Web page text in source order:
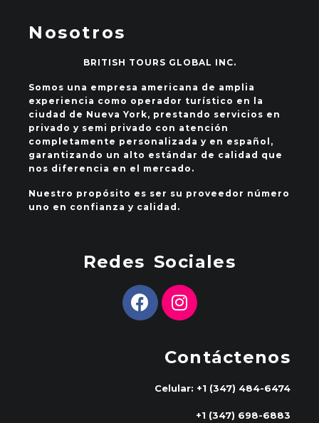
Nosotros
BRITISH TOURS GLOBAL INC.
Somos una empresa americana de amplia
experiencia como operador turístico en la
ciudad de Nueva York, prestando servicios en
privado y semi privado con atención
completamente personalizada y en español,
garantizando un alto estándar de calidad que
nos diferencia en el mercado.
Nuestro propósito es ser su proveedor número
uno en confianza y calidad.
Redes Sociales
Contáctenos
Celular: +1 (347) 484-6474
+1 (347) 698-6883